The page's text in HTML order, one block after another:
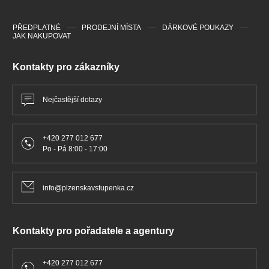
Kontakty pro zákazníky
Nejčastější dotazy
+420 277 012 677
Po - Pá 8:00 - 17:00
info@plzenskavstupenka.cz
Kontakty pro pořadatele a agentury
+420 277 012 677
PŘEDPLATNÉ PRODEJNÍ MÍSTA
DÁRKOVÉ POUKAZY
JAK NAKUPOVAT